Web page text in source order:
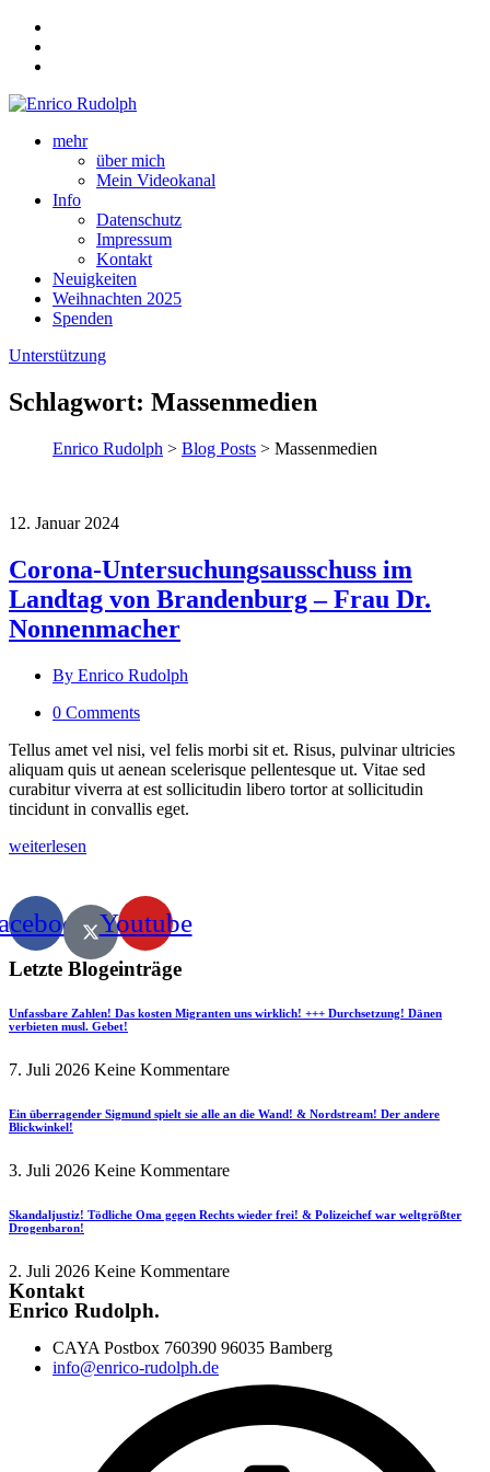
mehr
über mich
Mein Videokanal
Info
Datenschutz
Impressum
Kontakt
Neuigkeiten
Weihnachten 2025
Spenden
Unterstützung
Schlagwort: Massenmedien
Enrico Rudolph > Blog Posts > Massenmedien
12. Januar 2024
Corona-Untersuchungsausschuss im
Landtag von Brandenburg – Frau Dr.
Nonnenmacher
By Enrico Rudolph
0 Comments
Tellus amet vel nisi, vel felis morbi sit et. Risus, pulvinar ultricies
aliquam quis ut aenean scelerisque pellentesque ut. Vitae sed
curabitur viverra at est sollicitudin libero tortor at sollicitudin
tincidunt in convallis eget.
weiterlesen
Youtube
Letzte Blogeinträge
Unfassbare Zahlen! Das kosten Migranten uns wirklich! +++ Durchsetzung! Dänen
verbieten musl. Gebet!
7. Juli 2026 Keine Kommentare
Ein überragender Sigmund spielt sie alle an die Wand! & Nordstream! Der andere
Blickwinkel!
3. Juli 2026 Keine Kommentare
Skandaljustiz! Tödliche Oma gegen Rechts wieder frei! & Polizeichef war weltgrößter
Drogenbaron!
2. Juli 2026 Keine Kommentare
Kontakt
Enrico Rudolph.
CAYA Postbox 760390 96035 Bamberg
info@enrico-rudolph.de